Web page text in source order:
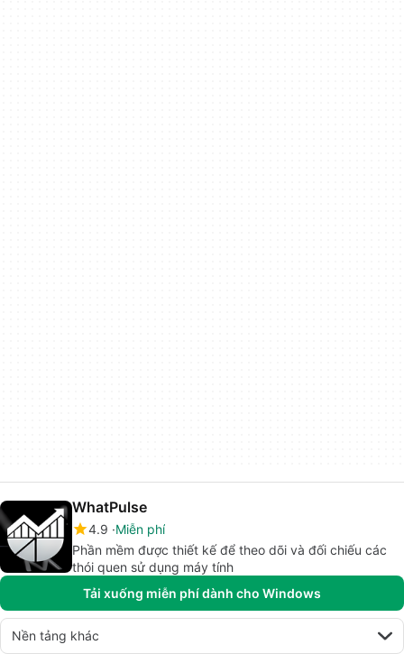
WhatPulse
4.9 Miễn phí
Phần mềm được thiết kế để theo dõi và đối chiếu các
thói quen sử dụng máy tính
Tải xuống miễn phí dành cho Windows
Nền tảng khác